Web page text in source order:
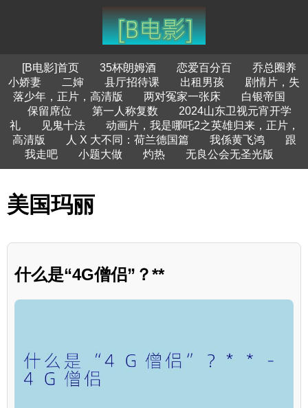
[B电影]首页 35杯朗姆酒 恋爱百分百
乔总圈养
小娇妻
二婶 县厅招待课 出租男孩
剧情片，失
落少年，正片，高清版
两对冤家一张床
白银帝国
保留席位
第一人称复数
2024山东卫视元宵开学
礼
见鬼十法
动画片，我是哪吒2之英雄归来，正片，
高清版
人 X 大不同：荷兰德国篇 我係黄飞鸿
跟
我走吧
小题大做 灼热 无良公会无圣光版
美国玛丽
什么是“4G僧侣”？**